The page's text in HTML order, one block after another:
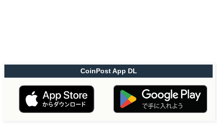
CoinPost App DL